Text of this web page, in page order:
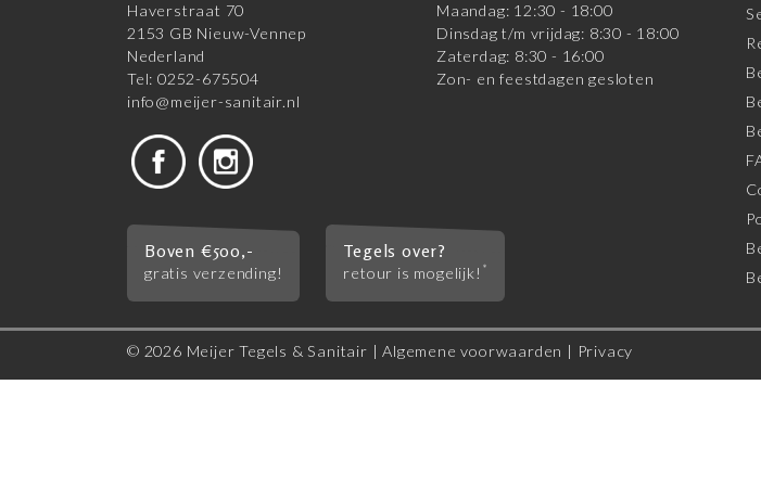
Haverstraat 70
2153 GB Nieuw-Vennep
Nederland
Tel: 0252-675504
info@meijer-sanitair.nl
Maandag: 12:30 - 18:00
Dinsdag t/m vrijdag: 8:30 - 18:00
Zaterdag: 8:30 - 16:00
Zon- en feestdagen gesloten
Boven €500,-
gratis verzending!
Tegels over?
retour is mogelijk! *
© 2026 Meijer Tegels & Sanitair |Algemene voorwaarden | Privacy